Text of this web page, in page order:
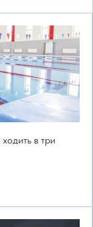
в три